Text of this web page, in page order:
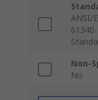
ANSI/
Non-
No